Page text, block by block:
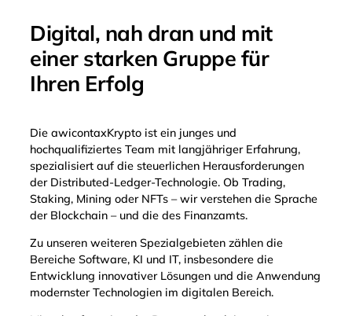
Digital, nah dran und mit
einer starken Gruppe für
Ihren Erfolg
Die awicontaxKrypto ist ein junges und
hochqualifiziertes Team mit langjähriger Erfahrung,
spezialisiert auf die steuerlichen Herausforderungen
der Distributed-Ledger-Technologie. Ob Trading,
Staking, Mining oder NFTs – wir verstehen die Sprache
der Blockchain – und die des Finanzamts.
Zu unseren weiteren Spezialgebieten zählen die
Bereiche Software, KI und IT, insbesondere die
Entwicklung innovativer Lösungen und die Anwendung
modernster Technologien im digitalen Bereich.